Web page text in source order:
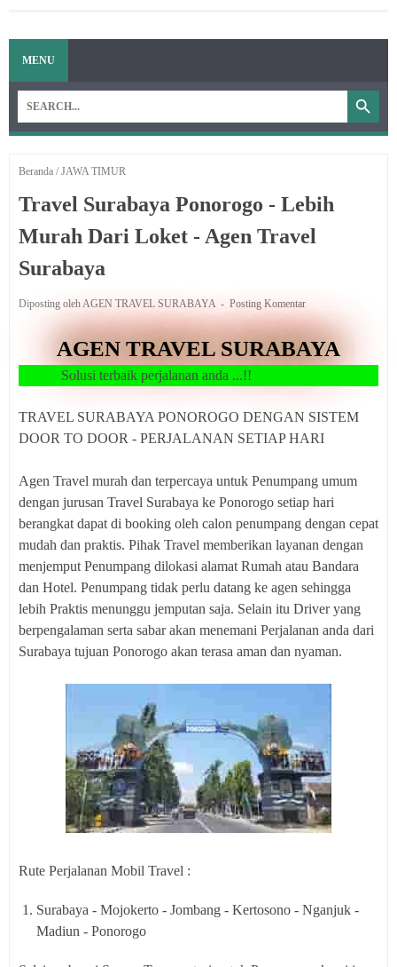
MENU
Beranda /JAWA TIMUR
Travel Surabaya Ponorogo - Lebih
Murah Dari Loket - Agen Travel
Surabaya
Diposting oleh AGEN TRAVEL SURABAYA Posting Komentar
AGEN TRAVEL SURABAYA
terbaik perjalanan anda ...!!
TRAVEL SURABAYA PONOROGO DENGAN SISTEM
DOOR TO DOOR - PERJALANAN SETIAP HARI
Agen Travel murah dan terpercaya untuk Penumpang umum
dengan jurusan Travel Surabaya ke Ponorogo setiap hari
berangkat dapat di booking oleh calon penumpang dengan cepat
mudah dan praktis. Pihak Travel memberikan layanan dengan
menjemput Penumpang dilokasi alamat Rumah atau Bandara
dan Hotel. Penumpang tidak perlu datang ke agen sehingga
lebih Praktis menunggu jemputan saja. Selain itu Driver yang
berpengalaman serta sabar akan menemani Perjalanan anda dari
Surabaya tujuan Ponorogo akan terasa aman dan nyaman.
Rute Perjalanan Mobil Travel :
Surabaya - Mojokerto - Jombang - Kertosono - Nganjuk -
Madiun - Ponorogo